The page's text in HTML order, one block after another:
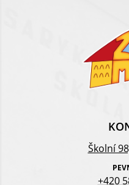
Školní
+420